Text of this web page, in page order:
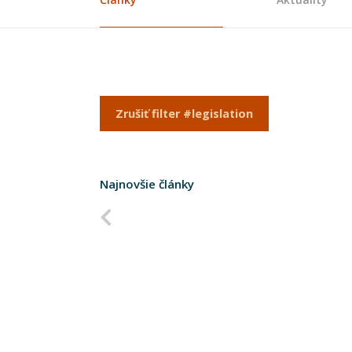
Zrušiť filter #legislation
Najnovšie články